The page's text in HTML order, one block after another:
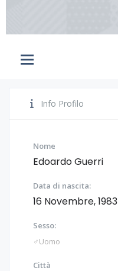
Info Profilo
Nome
Edoardo Guerri
Data di nascita:
16 Novembre, 1983
Sesso:
♂️Uomo
Città